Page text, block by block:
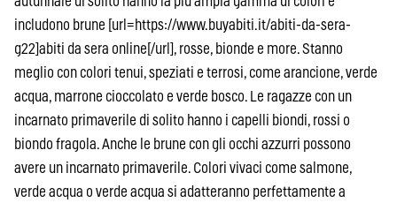
includono brune [url=https://www.buyabiti.it/abiti-da-sera-
g22]abiti da sera online[/url], rosse, bionde e more. Stanno
meglio con colori tenui, speziati e terrosi, come arancione, verde
acqua, marrone cioccolato e verde bosco. Le ragazze con un
incarnato primaverile di solito hanno i capelli biondi, rossi o
biondo fragola. Anche le brune con gli occhi azzurri possono
avere un incarnato primaverile. Colori vivaci come salmone,
verde acqua o verde acqua si adatteranno perfettamente a